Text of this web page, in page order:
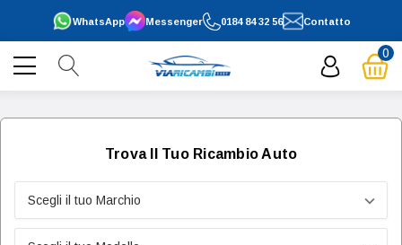
0184 84 32 56
WhatsApp Contatto
Messenger
0
Trova Il Tuo Ricambio Auto